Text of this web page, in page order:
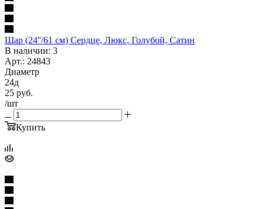
Шар (24''/61 см) Сердце, Люкс, Голубой, Сатин
В наличии: 3
Арт.: 24843
Диаметр
24д
25 руб.
/шт
Купить